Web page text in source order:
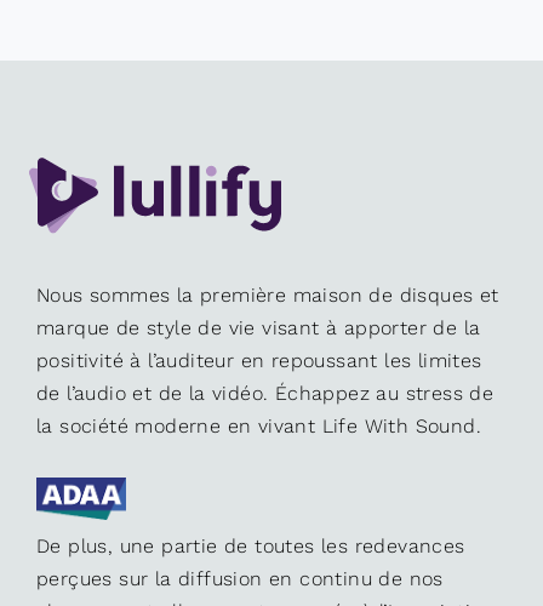
Nous sommes la première maison de disques et
marque de style de vie visant à apporter de la
positivité à l’auditeur en repoussant les limites
de l’audio et de la vidéo. Échappez au stress de
la société moderne en vivant Life With Sound.
De plus, une partie de toutes les redevances
perçues sur la diffusion en continu de nos